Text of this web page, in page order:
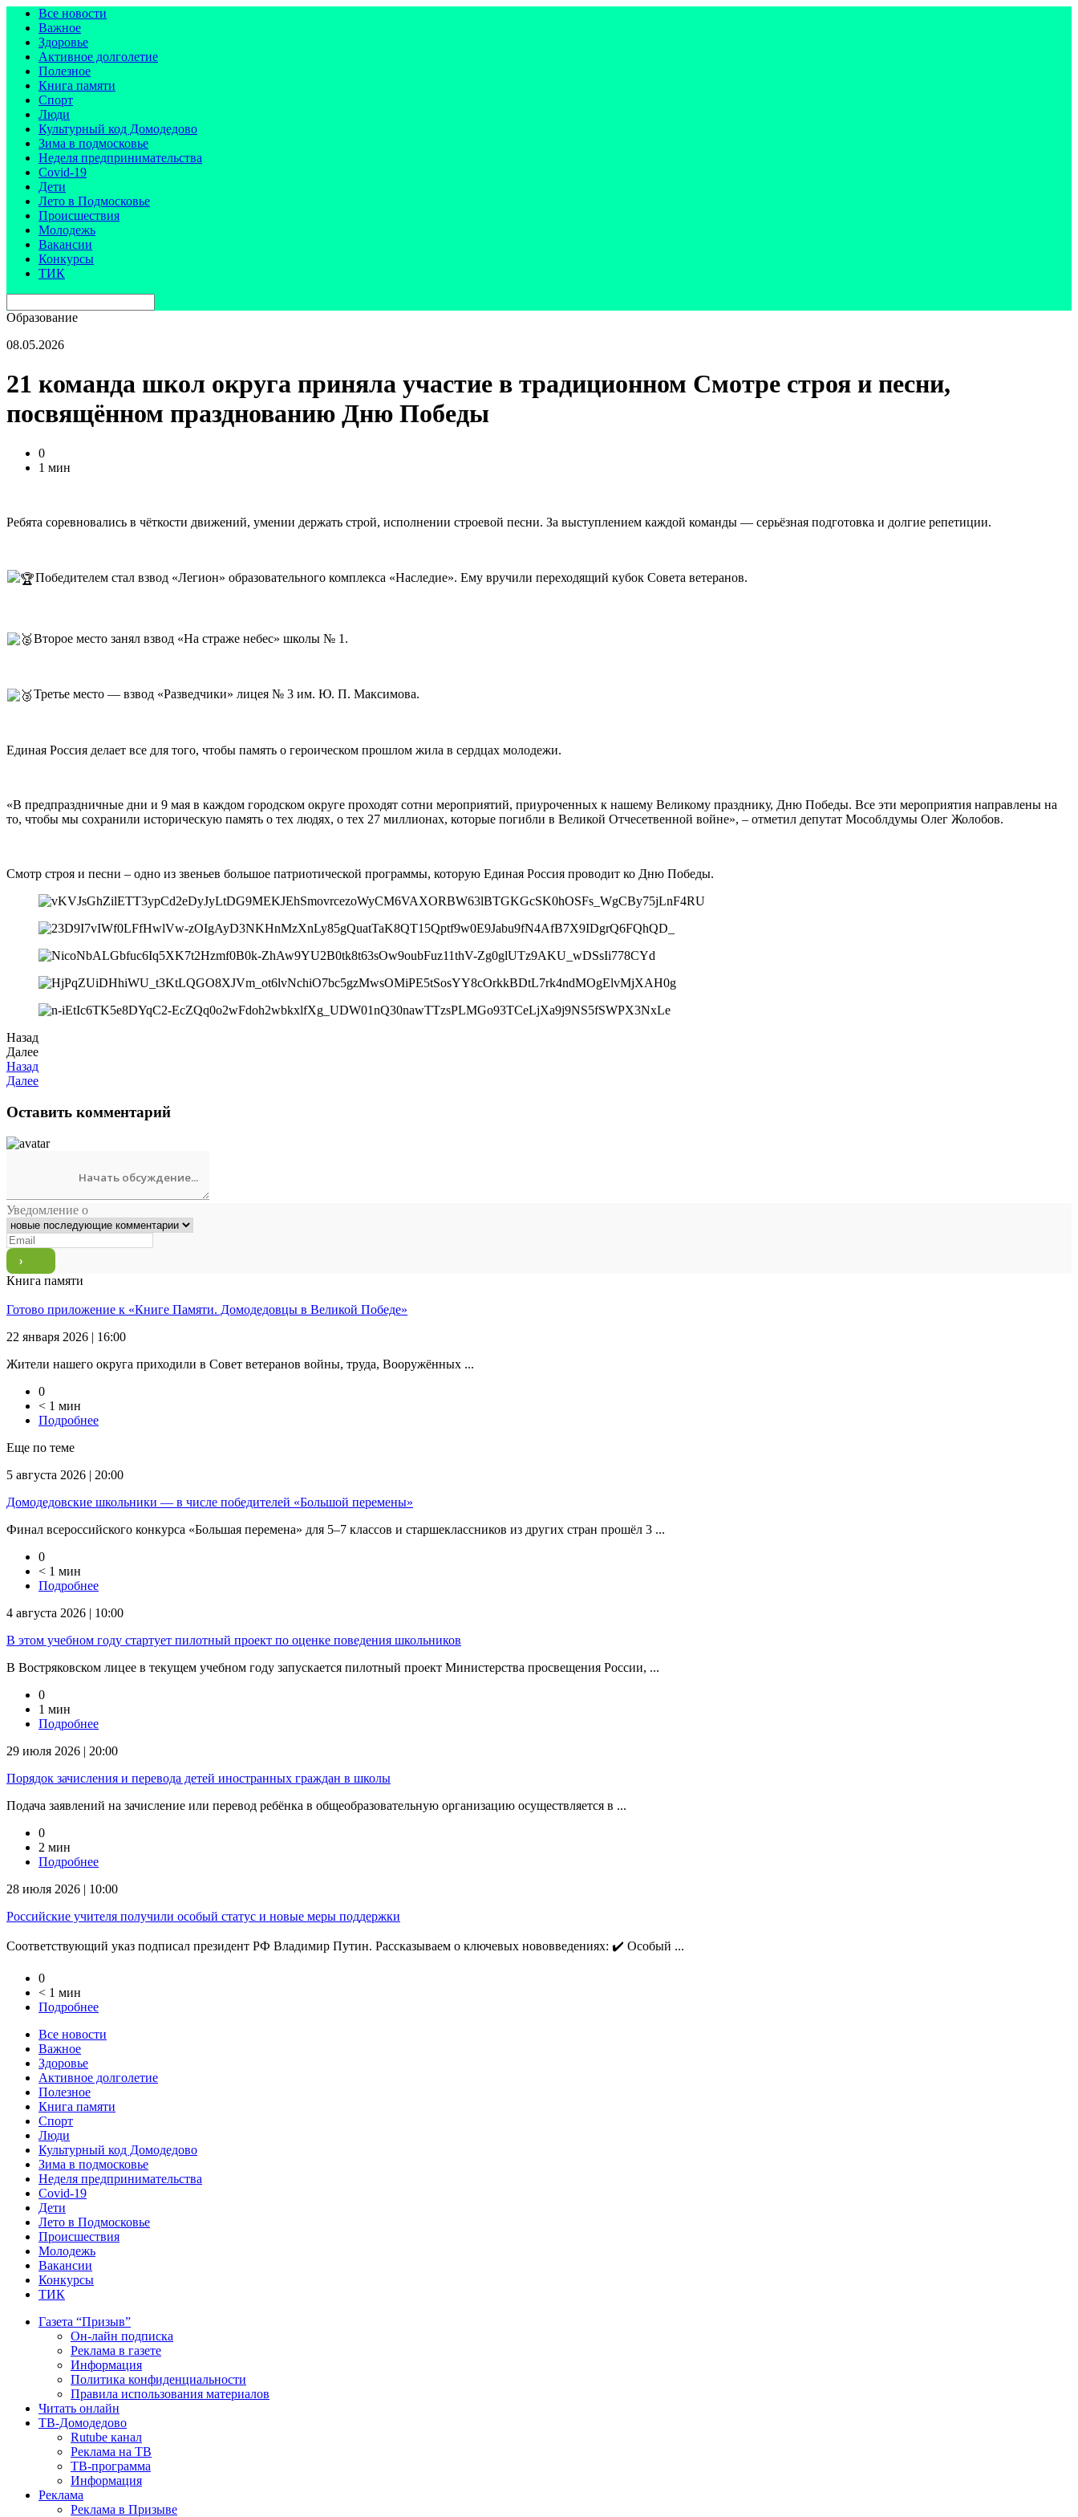
Все новости
Важное
Здоровье
Активное долголетие
Полезное
Книга памяти
Спорт
Люди
Культурный код Домодедово
Зима в подмосковье
Неделя предпринимательства
Covid-19
Дети
Лето в Подмосковье
Происшествия
Молодежь
Вакансии
Конкурсы
ТИК
Образование
08.05.2026
21 команда школ округа приняла участие в традиционном Смотре строя и песни,
посвящённом празднованию Дню Победы
0
1 мин
Ребята соревновались в чёткости движений, умении держать строй, исполнении строевой песни. За выступлением каждой команды — серьёзная подготовка и долгие репетиции.
Победителем стал взвод «Легион» образовательного комплекса «Наследие». Ему вручили переходящий кубок Совета ветеранов.
Второе место занял взвод «На страже небес» школы № 1.
Третье место — взвод «Разведчики» лицея № 3 им. Ю. П. Максимова.
Единая Россия делает все для того, чтобы память о героическом прошлом жила в сердцах молодежи.
«В предпраздничные дни и 9 мая в каждом городском округе проходят сотни мероприятий, приуроченных к нашему Великому празднику, Дню Победы. Все эти мероприятия направлены на
то, чтобы мы сохранили историческую память о тех людях, о тех 27 миллионах, которые погибли в Великой Отчесетвенной войне», – отметил депутат Мособлдумы Олег Жолобов.
Смотр строя и песни – одно из звеньев большое патриотической программы, которую Единая Россия проводит ко Дню Победы.
Назад
Далее
Назад
Далее
Оставить комментарий
Уведомление о
Книга памяти
Готово приложение к «Книге Памяти. Домодедовцы в Великой Победе»
22 января 2026 | 16:00
Жители нашего округа приходили в Совет ветеранов войны, труда, Вооружённых ...
0
< 1 мин
Подробнее
Еще по теме
5 августа 2026 | 20:00
Домодедовские школьники — в числе победителей «Большой перемены»
Финал всероссийского конкурса «Большая перемена» для 5–7 классов и старшеклассников из других стран прошёл 3 ...
0
< 1 мин
Подробнее
4 августа 2026 | 10:00
В этом учебном году стартует пилотный проект по оценке поведения школьников
В Востряковском лицее в текущем учебном году запускается пилотный проект Министерства просвещения России, ...
0
1 мин
Подробнее
29 июля 2026 | 20:00
Порядок зачисления и перевода детей иностранных граждан в школы
Подача заявлений на зачисление или перевод ребёнка в общеобразовательную организацию осуществляется в ...
0
2 мин
Подробнее
28 июля 2026 | 10:00
Российские учителя получили особый статус и новые меры поддержки
Соответствующий указ подписал президент РФ Владимир Путин. Рассказываем о ключевых нововведениях: ✔️ Особый ...
0
< 1 мин
Подробнее
Все новости
Важное
Здоровье
Активное долголетие
Полезное
Книга памяти
Спорт
Люди
Культурный код Домодедово
Зима в подмосковье
Неделя предпринимательства
Covid-19
Дети
Лето в Подмосковье
Происшествия
Молодежь
Вакансии
Конкурсы
ТИК
Газета “Призыв”
Он-лайн подписка
Реклама в газете
Информация
Политика конфиденциальности
Правила использования материалов
Читать онлайн
ТВ-Домодедово
Rutube канал
Реклама на ТВ
ТВ-программа
Информация
Реклама
Реклама в Призыве